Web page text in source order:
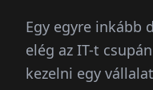
Egy egyre inkább
elég az IT-t
kezelni egy